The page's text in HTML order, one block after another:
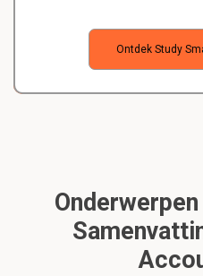
Ontdek Study